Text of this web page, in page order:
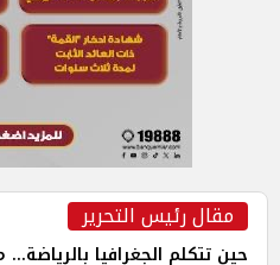
مقال رئيس التحرير
حين تتكلم الجغرافيا